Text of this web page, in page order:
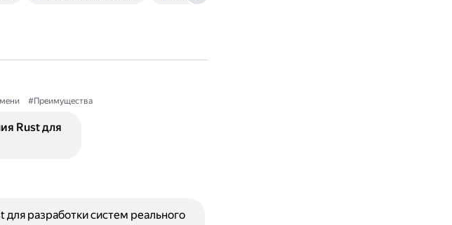
#Преимущества
Rust для
разработки систем реального